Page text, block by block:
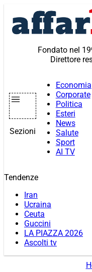
contenuto
Fondato nel
Direttore
Sezioni
Economia
Corporate
Politica
Esteri
News
Salute
Sport
AI TV
Tendenze
Iran
Ucraina
Ceuta
Guccini
LA PIAZZA 2026
Ascolti tv